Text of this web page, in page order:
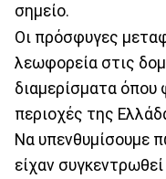
σημείο.
Οι πρόσφυγες
λεωφορεία στις
διαμερίσματα όπου
περιοχές της
Να υπενθυμίσουμε
είχαν